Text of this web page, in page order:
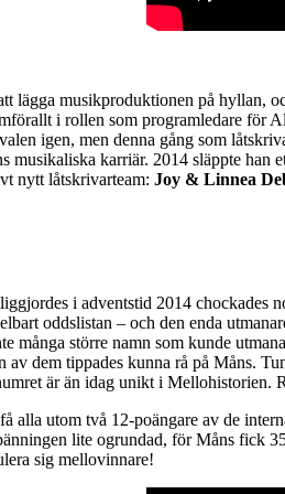
lägga musikproduktionen på hyllan,
i rollen som programledare för
igen, men denna gång som
musikaliska karriär. 2014 släppte han
nytt låtskrivarteam: Joy & Linnea
i adventstid 2014 chockades
oddslistan – och den enda
många större namn som kunde
av dem tippades kunna rå på Måns.
är än idag unikt i Mellohistorien.
alla utom två 12-poängare av de
lite ogrundad, för Måns fick
sig mellovinnare!